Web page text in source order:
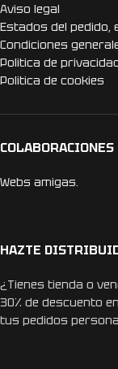
Aviso legal
Estados del pedido,
Condiciones
Politica de
Politica de cookies
COLABORACIONES
Webs amigas.
HAZTE
¿Tienes tienda o
30% de descuento
tus pedidos